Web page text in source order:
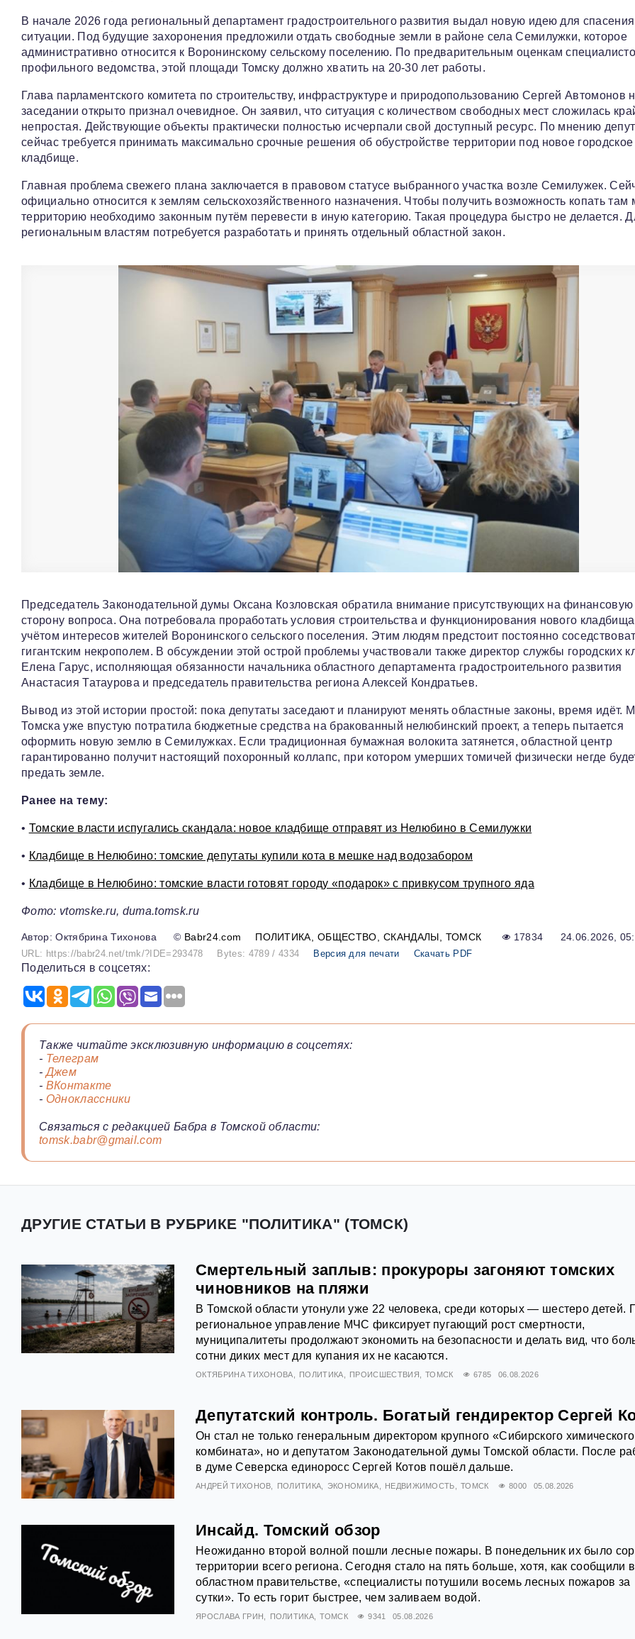
В начале 2026 года региональный департамент градостроительного развития выдал новую идею для спасения
ситуации. Под будущие захоронения предложили отдать свободные земли в районе села Семилужки, которое
административно относится к Воронинскому сельскому поселению. По предварительным оценкам
профильного ведомства, этой площади Томску должно хватить на 20-30 лет работы.
Глава парламентского комитета по строительству, инфраструктуре и природопользованию Сергей Автомонов
заседании открыто признал очевидное. Он заявил, что ситуация с количеством свободных мест сложилась
непростая. Действующие объекты практически полностью исчерпали свой доступный ресурс. По мнению
сейчас требуется принимать максимально срочные решения об обустройстве территории под новое городское
кладбище.
Главная проблема свежего плана заключается в правовом статусе выбранного участка возле Семилужек.
официально относится к землям сельскохозяйственного назначения. Чтобы получить возможность копать там
территорию необходимо законным путём перевести в иную категорию. Такая процедура быстро не делается.
региональным властям потребуется разработать и принять отдельный областной закон.
Председатель Законодательной думы Оксана Козловская обратила внимание присутствующих на финансовую
сторону вопроса. Она потребовала проработать условия строительства и функционирования нового
учётом интересов жителей Воронинского сельского поселения. Этим людям предстоит постоянно
гигантским некрополем. В обсуждении этой острой проблемы участвовали также директор службы городских
Елена Гарус, исполняющая обязанности начальника областного департамента градостроительного развития
Анастасия Татаурова и председатель правительства региона Алексей Кондратьев.
Вывод из этой истории простой: пока депутаты заседают и планируют менять областные законы, время идёт.
Томска уже впустую потратила бюджетные средства на бракованный нелюбинский проект, а теперь пытается
оформить новую землю в Семилужках. Если традиционная бумажная волокита затянется, областной центр
гарантированно получит настоящий похоронный коллапс, при котором умерших томичей физически негде
предать земле.
Ранее на тему:
• Томские власти испугались скандала: новое кладбище отправят из Нелюбино в Семилужки
• Кладбище в Нелюбино: томские депутаты купили кота в мешке над водозабором
• Кладбище в Нелюбино: томские власти готовят городу «подарок» с привкусом трупного яда
Фото: vtomske.ru, duma.tomsk.ru
Октябрина Тихонова © Babr24.com ПОЛИТИКА ОБЩЕСТВО СКАНДАЛЫ ТОМСК 17834 24.06.2026,
URL: https://babr24.net/tmk/?IDE=293478 Bytes: 4789 / 4334 Версия для печати Скачать PDF
Поделиться в соцсетях:
Также читайте эксклюзивную информацию в соцсетях:
- Телеграм
-Джем
- ВКонтакте
- Одноклассники
Связаться с редакцией Бабра в Томской области:
tomsk.babr@gmail.com
ДРУГИЕ СТАТЬИ В РУБРИКЕ "ПОЛИТИКА" (ТОМСК)
Смертельный заплыв: прокуроры загоняют томских
чиновников на пляжи
В Томской области утонули уже 22 человека, среди которых — шестеро детей.
региональное управление МЧС фиксирует пугающий рост смертности,
муниципалитеты продолжают экономить на безопасности и делать вид, что
сотни диких мест для купания их не касаются.
ОКТЯБРИНА ТИХОНОВА ПОЛИТИКА ПРОИСШЕСТВИЯ ТОМСК 6785 06.08.2026
Депутатский контроль. Богатый гендиректор Сергей
Он стал не только генеральным директором крупного «Сибирского химического
комбината», но и депутатом Законодательной думы Томской области. После
в думе Северска единоросс Сергей Котов пошёл дальше.
АНДРЕЙ ТИХОНОВ ПОЛИТИКА ЭКОНОМИКА НЕДВИЖИМОСТЬ ТОМСК 8000 05.08.2026
Инсайд. Томский обзор
Неожиданно второй волной пошли лесные пожары. В понедельник их было
территории всего региона. Сегодня стало на пять больше, хотя, как сообщили в
областном правительстве, «специалисты потушили восемь лесных пожаров за
сутки». То есть горит быстрее, чем заливаем водой.
ЯРОСЛАВА ГРИН ПОЛИТИКА ТОМСК 9341 05.08.2026